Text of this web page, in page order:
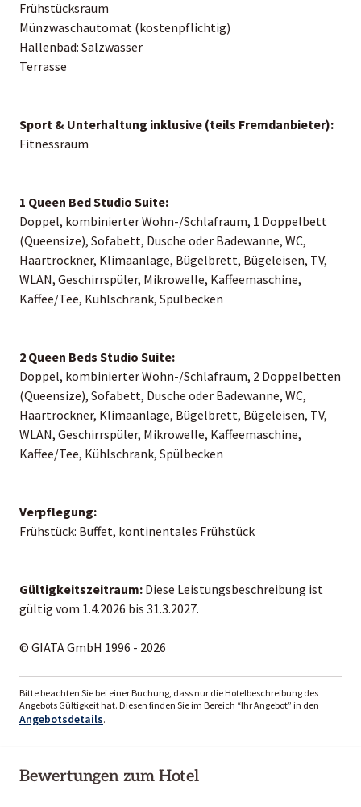
Frühstücksraum
Münzwaschautomat (kostenpflichtig)
Hallenbad: Salzwasser
Terrasse
Sport & Unterhaltung inklusive (teils Fremdanbieter):
Fitnessraum
1 Queen Bed Studio Suite:
Doppel, kombinierter Wohn-/Schlafraum, 1 Doppelbett
(Queensize), Sofabett, Dusche oder Badewanne, WC,
Haartrockner, Klimaanlage, Bügelbrett, Bügeleisen, TV,
WLAN, Geschirrspüler, Mikrowelle, Kaffeemaschine,
Kaffee/Tee, Kühlschrank, Spülbecken
2 Queen Beds Studio Suite:
Doppel, kombinierter Wohn-/Schlafraum, 2 Doppelbetten
(Queensize), Sofabett, Dusche oder Badewanne, WC,
Haartrockner, Klimaanlage, Bügelbrett, Bügeleisen, TV,
WLAN, Geschirrspüler, Mikrowelle, Kaffeemaschine,
Kaffee/Tee, Kühlschrank, Spülbecken
Verpflegung:
Frühstück: Buffet, kontinentales Frühstück
Gültigkeitszeitraum: Diese Leistungsbeschreibung ist
gültig vom 1.4.2026 bis 31.3.2027.
© GIATA GmbH 1996 - 2026
Bitte beachten Sie bei einer Buchung, dass nur die Hotelbeschreibung des
Angebots Gültigkeit hat. Diesen finden Sie im Bereich “Ihr Angebot” in den
Angebotsdetails.
Bewertungen zum Hotel